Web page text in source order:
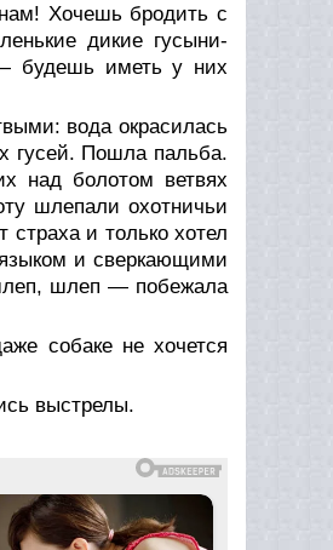
Хочешь бродить с
дикие гусыни-
будешь иметь у них
вода окрасилась
гусей. Пошла пальба.
над болотом ветвях
шлепали охотничьи
и только хотел
и сверкающими
шлеп — побежала
собаке не хочется
выстрелы.